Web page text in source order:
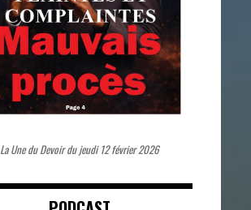
La Une du Devoir du jeudi 12 février 2026